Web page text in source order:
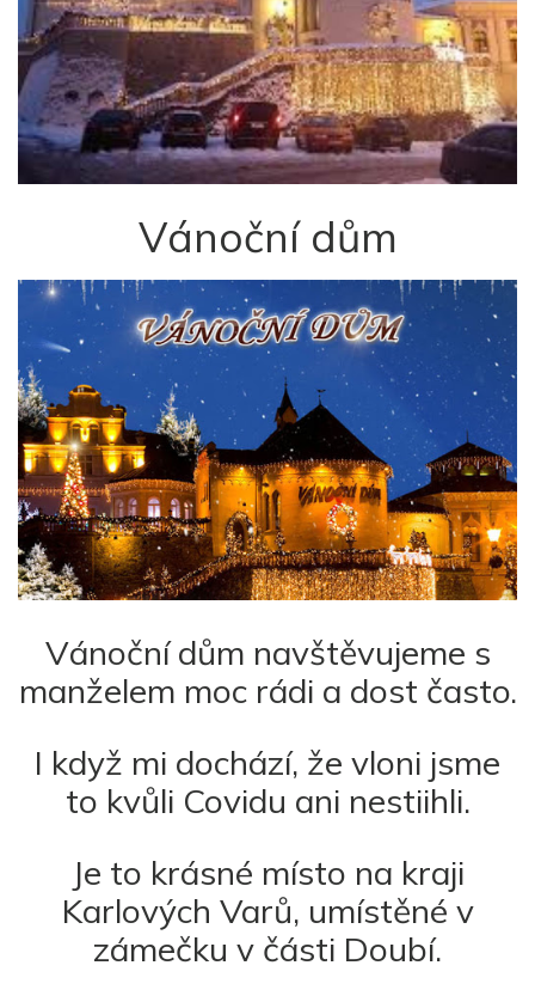
Vánoční dům
Vánoční dům navštěvujeme s
manželem moc rádi a dost často.
I když mi dochází, že vloni jsme
to kvůli Covidu ani nestiihli.
Je to krásné místo na kraji
Karlových Varů, umístěné v
zámečku v části Doubí.